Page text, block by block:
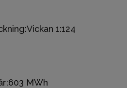
Vickan 1:124
603 MWh